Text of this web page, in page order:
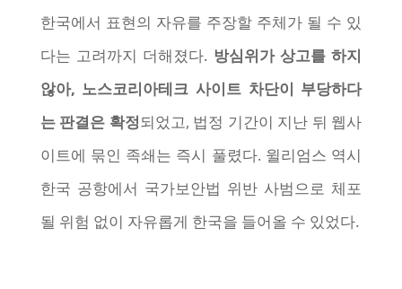
한국에서 표현의 자유를 주장할 주체가 될 수 있
다는 고려까지 더해졌다. 방심위가 상고를 하지
않아, 노스코리아테크 사이트 차단이 부당하다
는 판결은 확정되었고, 법정 기간이 지난 뒤 웹사
이트에 묶인 족쇄는 즉시 풀렸다. 윌리엄스 역시
한국 공항에서 국가보안법 위반 사범으로 체포
될 위험 없이 자유롭게 한국을 들어올 수 있었다.